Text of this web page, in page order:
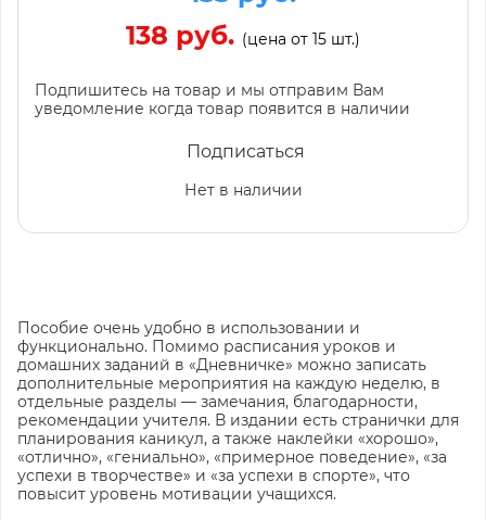
138 руб. (цена от 15 шт.)
Подпишитесь на товар и мы отправим Вам
уведомление когда товар появится в наличии
Подписаться
Нет в наличии
Пособие очень удобно в использовании и
функционально. Помимо расписания уроков и
домашних заданий в «Дневничке» можно записать
дополнительные мероприятия на каждую неделю, в
отдельные разделы — замечания, благодарности,
рекомендации учителя. В издании есть странички для
планирования каникул, а также наклейки «хорошо»,
«отлично», «гениально», «примерное поведение», «за
успехи в творчестве» и «за успехи в спорте», что
повысит уровень мотивации учащихся.